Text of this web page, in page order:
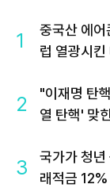
1
중국산 에
럽 열광시킨
2
"이재명 탄
열 탄핵' 맞
3
국가가 청년
래적금